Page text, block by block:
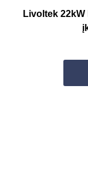
Livoltek